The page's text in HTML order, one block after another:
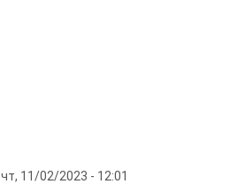
чт, 11/02/2023 - 12:01